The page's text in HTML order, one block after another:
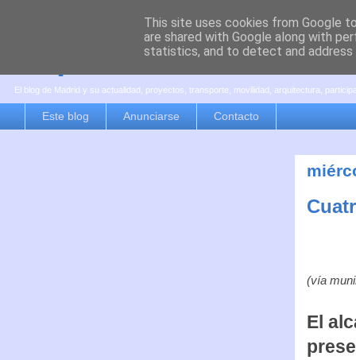
es por madrid
El blog de Madrid y su actualidad, proyectos, transporte, movilidad, arquitectura,
Este blog Anunciarse Contacto
(vía
El
This site uses cookies from Google
are shared with Google along with
statistics, and to detect and address